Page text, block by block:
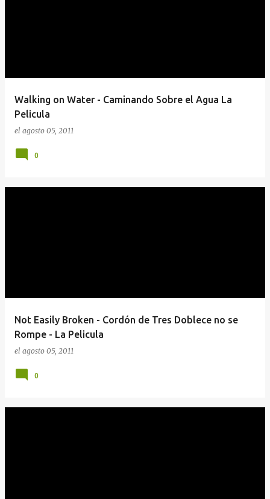
Walking on Water - Caminando Sobre el Agua La
Pelicula
el agosto 05, 2011
0
Not Easily Broken - Cordón de Tres Doblece no se
Rompe - La Pelicula
el agosto 05, 2011
0